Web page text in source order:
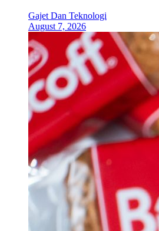
Gajet Dan Teknologi
August 7, 2026